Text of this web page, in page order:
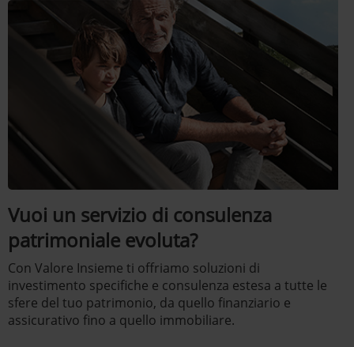
Vuoi un servizio di consulenza
patrimoniale evoluta?
Con Valore Insieme ti offriamo soluzioni di
investimento specifiche e consulenza estesa a tutte le
sfere del tuo patrimonio, da quello finanziario e
assicurativo fino a quello immobiliare.